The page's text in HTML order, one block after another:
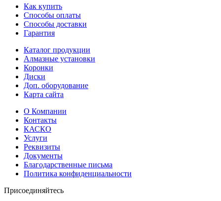
Как купить
Способы оплаты
Способы доставки
Гарантия
Каталог продукции
Алмазные установки
Коронки
Диски
Доп. оборудование
Карта сайта
О Компании
Контакты
КАСКО
Услуги
Реквизиты
Документы
Благодарственные письма
Политика конфиденциальности
Присоединяйтесь